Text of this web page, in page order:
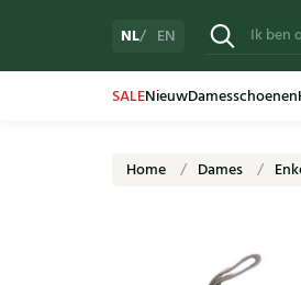
NL EN
SALENieuwDamesschoenen
Home Dames